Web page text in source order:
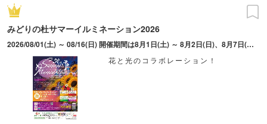
みどりの杜サマーイルミネーション2026
2026/08/01(土) ～ 08/16(日) 開催期間は8月1日(土) ～ 8月2日(日)、8月7日(金) ～ 8月9日(日)、8月11日（火祝）～8月16日(日)。最終入場は20時30分。※8月10日（月）は休園日
花と光のコラボレーション！